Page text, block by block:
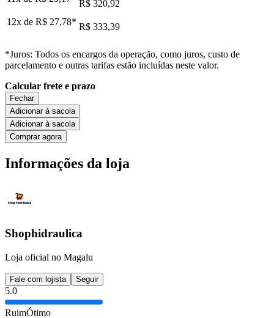
R$ 320,92
12x de R$ 27,78* R$ 333,39
*Juros: Todos os encargos da operação, como juros, custo de
parcelamento e outras tarifas estão incluídas neste valor.
Calcular frete e prazo
Fechar
Adicionar à sacola
Adicionar à sacola
Comprar agora
Informações da loja
Shophidraulica
Loja oficial no Magalu
Fale com lojista Seguir
5.0
RuimÓtimo